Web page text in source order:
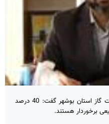
بوشهر - خبرگزاری مهر: مدیرعامل شرکت گاز استان بوشهر گفت: 40 درصد
برخوردار هستند.